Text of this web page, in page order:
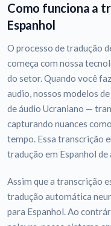
Como funciona a
Espanhol
O processo de tradução
começa com nossa
do setor. Quando você
audio, nossos modelos
de áudio Ucraniano —
capturando nuances
tempo. Essa transcrição
tradução em Espanhol de
Assim que a transcrição
tradução automática
para Espanhol. Ao